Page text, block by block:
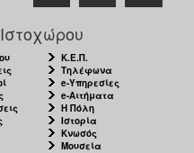
Κ.Ε.Π.
Τηλέφωνα
e-Υπηρεσίες
e-Αιτήματα
Η Πόλη
Ιστορία
Κνωσός
Μουσεία